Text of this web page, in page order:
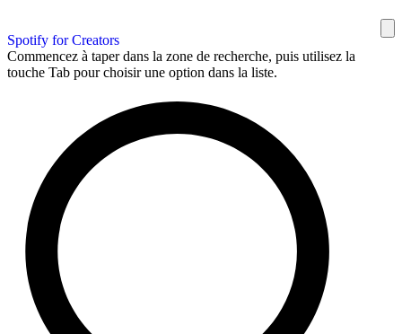
Spotify for Creators
Commencez à taper dans la zone de recherche, puis utilisez la
touche Tab pour choisir une option dans la liste.